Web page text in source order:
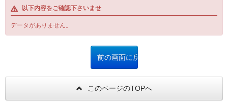
以下内容をご確認下さいませ
データがありません。
このページのTOPへ